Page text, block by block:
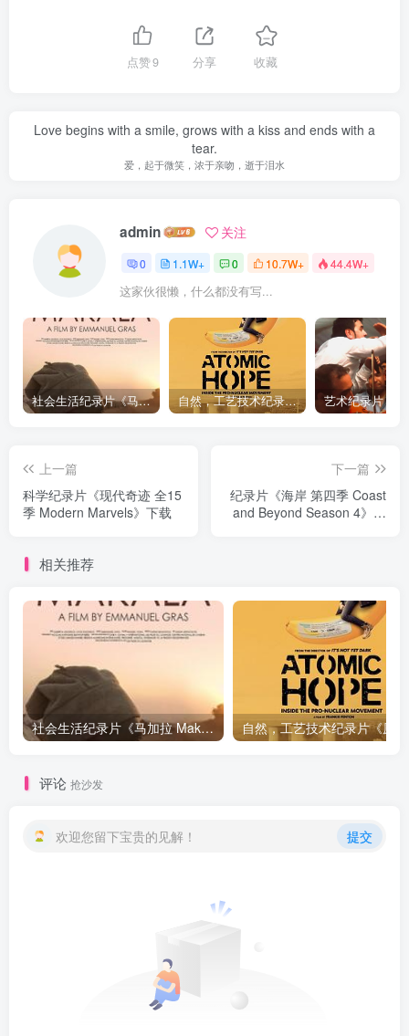
点赞9 分享 收藏
Love begins with a smile, grows with a kiss and ends with a
tear.
爱，起于微笑，浓于亲吻，逝于泪水
admin 关注
0 1.1W+ 0 10.7W+ 44.4W+
这家伙很懒，什么都没有写...
社会生活纪录片《马加拉 Makala》下载 自然，工艺技术纪录片《原子能的希望 Atomic Hope – Inside the Pro-Nuclear Movement》下载
上一篇
科学纪录片《现代奇迹 全15
季 Modern Marvels》下载
下一篇
纪录片《海岸 第四季 Coast
and Beyond Season 4》下
相关推荐
社会生活纪录片《马加拉 Makala》下载
评论 抢沙发
欢迎您留下宝贵的见解！ 提交